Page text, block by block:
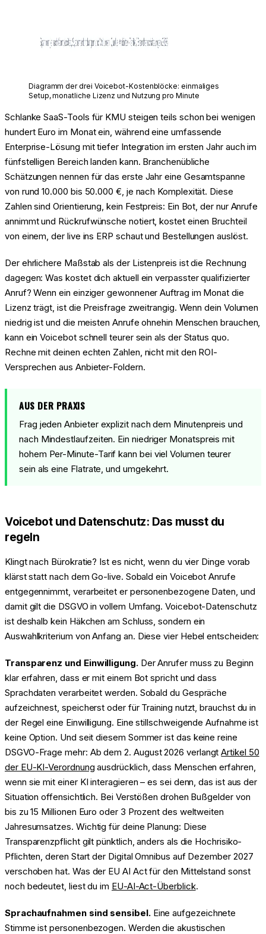
Diagramm der drei Voicebot-Kostenblöcke: einmaliges
Setup, monatliche Lizenz und Nutzung pro Minute
Schlanke SaaS-Tools für KMU steigen teils schon bei wenigen
hundert Euro im Monat ein, während eine umfassende
Enterprise-Lösung mit tiefer Integration im ersten Jahr auch im
fünfstelligen Bereich landen kann. Branchenübliche
Schätzungen nennen für das erste Jahr eine Gesamtspanne
von rund 10.000 bis 50.000 €, je nach Komplexität. Diese
Zahlen sind Orientierung, kein Festpreis: Ein Bot, der nur Anrufe
annimmt und Rückrufwünsche notiert, kostet einen Bruchteil
von einem, der live ins ERP schaut und Bestellungen auslöst.
Der ehrlichere Maßstab als der Listenpreis ist die Rechnung
dagegen: Was kostet dich aktuell ein verpasster qualifizierter
Anruf? Wenn ein einziger gewonnener Auftrag im Monat die
Lizenz trägt, ist die Preisfrage zweitrangig. Wenn dein Volumen
niedrig ist und die meisten Anrufe ohnehin Menschen brauchen,
kann ein Voicebot schnell teurer sein als der Status quo.
Rechne mit deinen echten Zahlen, nicht mit den ROI-
Versprechen aus Anbieter-Foldern.
AUS DER PRAXIS
Frag jeden Anbieter explizit nach dem Minutenpreis und
nach Mindestlaufzeiten. Ein niedriger Monatspreis mit
hohem Per-Minute-Tarif kann bei viel Volumen teurer
sein als eine Flatrate, und umgekehrt.
Voicebot und Datenschutz: Das musst du
regeln
Klingt nach Bürokratie? Ist es nicht, wenn du vier Dinge vorab
klärst statt nach dem Go-live. Sobald ein Voicebot Anrufe
entgegennimmt, verarbeitet er personenbezogene Daten, und
damit gilt die DSGVO in vollem Umfang. Voicebot-Datenschutz
ist deshalb kein Häkchen am Schluss, sondern ein
Auswahlkriterium von Anfang an. Diese vier Hebel entscheiden:
Transparenz und Einwilligung.Der Anrufer muss zu Beginn
klar erfahren, dass er mit einem Bot spricht und dass
Sprachdaten verarbeitet werden. Sobald du Gespräche
aufzeichnest, speicherst oder für Training nutzt, brauchst du in
der Regel eine Einwilligung. Eine stillschweigende Aufnahme ist
keine Option. Und seit diesem Sommer ist das keine reine
DSGVO-Frage mehr: Ab dem 2. August 2026 verlangtArtikel 50
der EU-KI-Verordnung ausdrücklich, dass Menschen erfahren,
wenn sie mit einer KI interagieren – es sei denn, das ist aus der
Situation offensichtlich. Bei Verstößen drohen Bußgelder von
bis zu 15 Millionen Euro oder 3 Prozent des weltweiten
Jahresumsatzes. Wichtig für deine Planung: Diese
Transparenzpflicht gilt pünktlich, anders als die Hochrisiko-
Pflichten, deren Start der Digital Omnibus auf Dezember 2027
verschoben hat. Was der EU AI Act für den Mittelstand sonst
noch bedeutet, liest du im EU-AI-Act-Überblick.
Sprachaufnahmen sind sensibel.Eine aufgezeichnete
Stimme ist personenbezogen. Werden die akustischen